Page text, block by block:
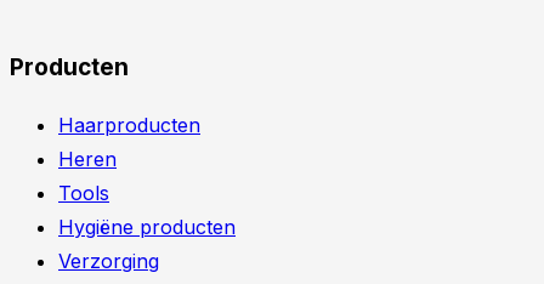
Producten
Haarproducten
Heren
Tools
Hygiëne producten
Verzorging